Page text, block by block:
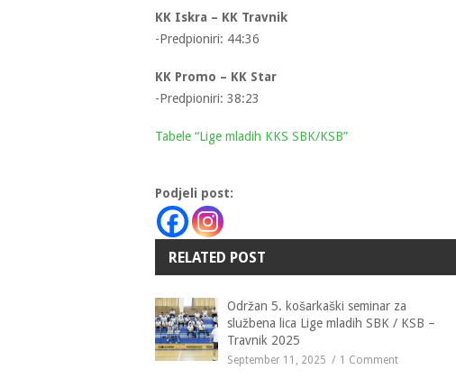
KK Iskra – KK Travnik
-Predpioniri: 44:36
KK Promo – KK Star
-Predpioniri: 38:23
Tabele “Lige mladih KKS SBK/KSB”
Podjeli post:
RELATED POST
Održan 5. košarkaški seminar za
službena lica Lige mladih SBK / KSB –
Travnik 2025
September 11, 2025 1 Comment